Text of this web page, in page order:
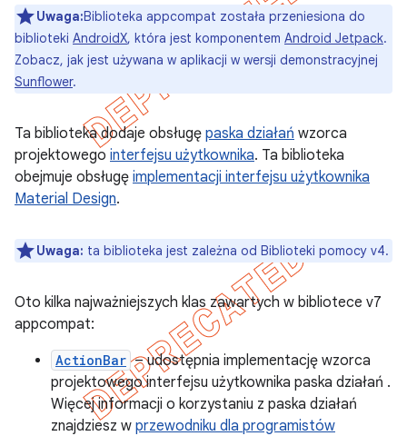
Uwaga:Biblioteka appcompat została przeniesiona do
biblioteki AndroidX, która jest komponentem Android Jetpack.
Zobacz, jak jest używana w aplikacji w wersji demonstracyjnej
Sunflower.
Ta biblioteka dodaje obsługę paska działań wzorca
projektowego interfejsu użytkownika. Ta biblioteka
obejmuje obsługę implementacji interfejsu użytkownika
Material Design.
Uwaga: ta biblioteka jest zależna od Biblioteki pomocy v4.
Oto kilka najważniejszych klas zawartych w bibliotece v7
appcompat:
ActionBar – udostępnia implementację wzorca
projektowego interfejsu użytkownika paska działań .
Więcej informacji o korzystaniu z paska działań
znajdziesz w przewodniku dla programistów